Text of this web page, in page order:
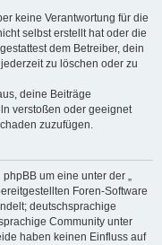
keine Verantwortung für die
selbst erstellt hat oder die
dem Betreiber, dein
zu löschen oder zu
deine Beiträge
verstoßen oder geeignet
zuzufügen.
um eine unter der „
Foren-Software
deutschsprachige
Community unter
haben keinen Einfluss auf